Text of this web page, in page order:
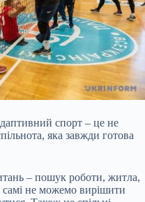
спорт – це не
яка завжди готова
– пошук роботи, житла,
не можемо вирішити